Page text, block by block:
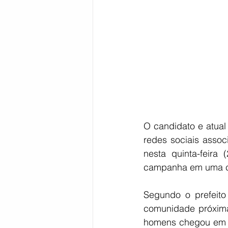
O candidato e
redes sociais
nesta quinta-feira
campanha em uma
Segundo o
comunidade
homens chegou